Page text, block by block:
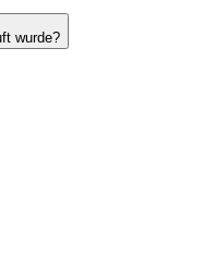
wurde?